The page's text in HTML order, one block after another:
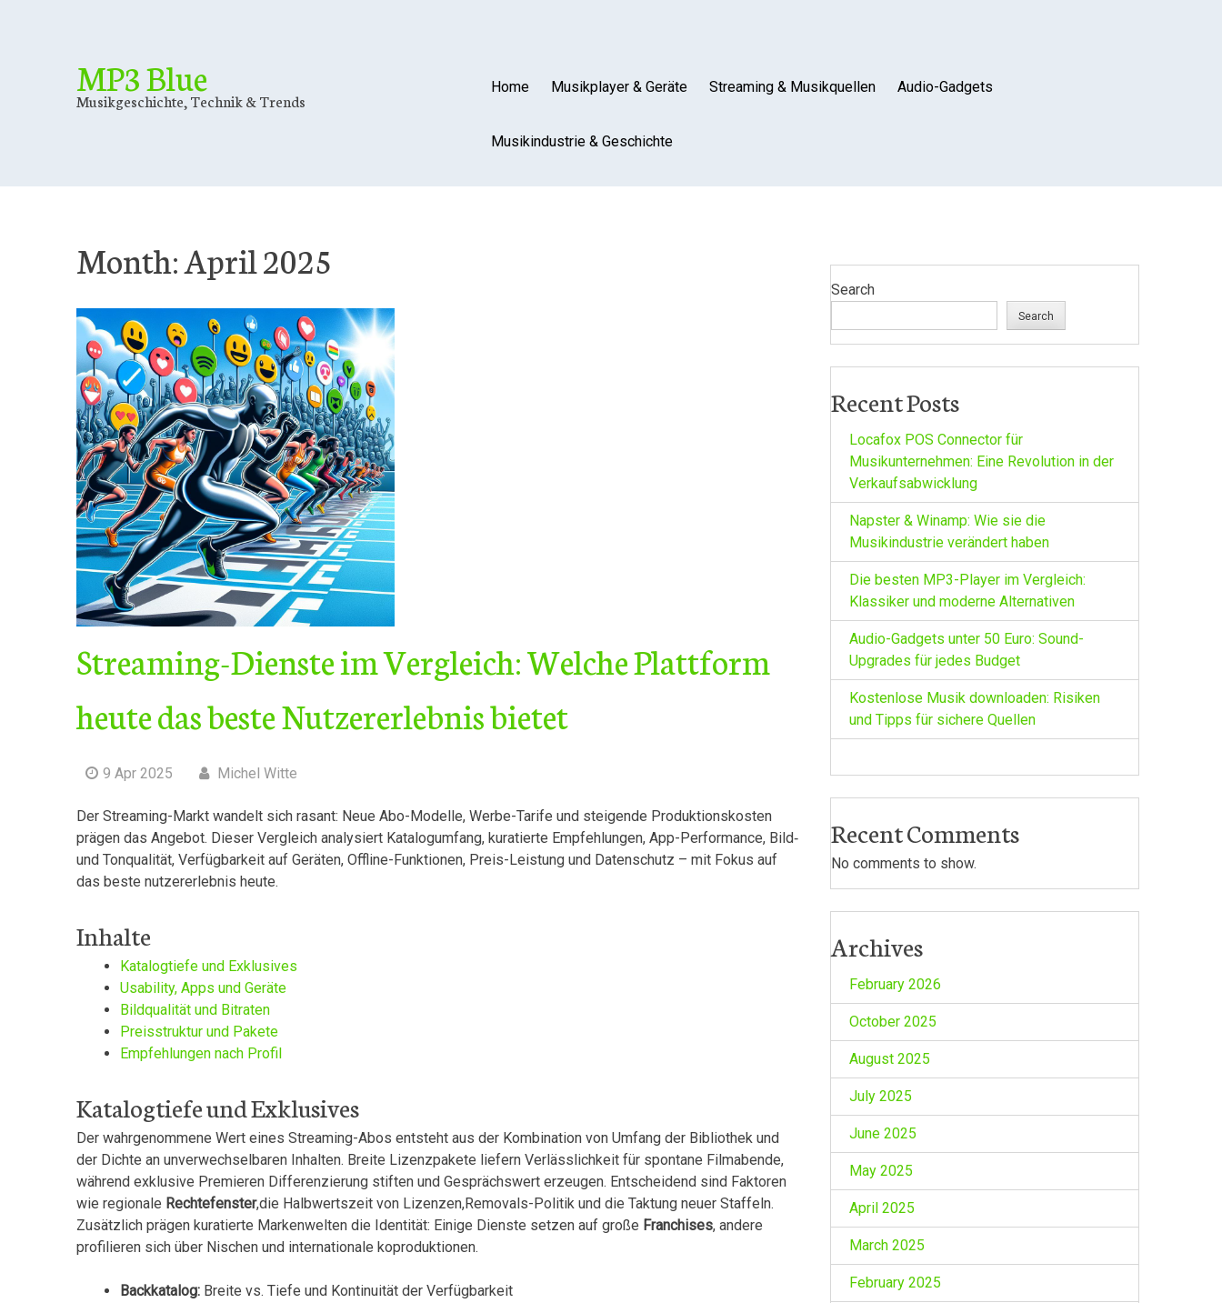
MP3 Blue
Musikgeschichte, Technik & Trends
Home Musikplayer & Geräte Streaming & Musikquellen Audio-Gadgets
Musikindustrie & Geschichte
Month:April 2025
Streaming-Dienste im Vergleich: Welche Plattform
heute das beste Nutzererlebnis bietet
9 Apr 2025 Michel Witte
Der Streaming-Markt ⁣wandelt⁢ sich rasant: Neue Abo-Modelle, Werbe-Tarife und steigende Produktionskosten
prägen⁢ das⁤ Angebot. Dieser Vergleich analysiert Katalogumfang, ⁣kuratierte Empfehlungen, App-Performance, ⁣Bild‑
⁢und Tonqualität, Verfügbarkeit auf Geräten, ‍Offline-Funktionen, Preis-Leistung und Datenschutz – mit ​Fokus auf
das ⁢beste nutzererlebnis⁢ heute.
Inhalte
Katalogtiefe und ‌Exklusives
Usability, Apps und Geräte
Bildqualität und ⁣Bitraten
Preisstruktur und Pakete
Empfehlungen nach Profil
Katalogtiefe und Exklusives
Der ‌wahrgenommene Wert eines ⁣Streaming-Abos entsteht aus der Kombination ⁢von⁢ Umfang der Bibliothek und
der Dichte an unverwechselbaren Inhalten.‌ Breite Lizenzpakete liefern​ Verlässlichkeit für spontane Filmabende,
während exklusive⁢ Premieren Differenzierung ⁤stiften und Gesprächswert erzeugen. Entscheidend sind ⁤Faktoren⁣
wie regionale Rechtefenster,die Halbwertszeit von Lizenzen,Removals-Politik und die Taktung neuer Staffeln.⁢
Zusätzlich⁣ prägen kuratierte Markenwelten die Identität: Einige Dienste ⁤setzen auf große Franchises, andere
profilieren sich ‍über Nischen und internationale koproduktionen.
Backkatalog: Breite vs.⁤ Tiefe⁤ und Kontinuität der Verfügbarkeit
Search
Search
Recent Posts
Locafox POS Connector für
Musikunternehmen: Eine Revolution in der
Verkaufsabwicklung
Napster & Winamp: Wie sie die
Musikindustrie verändert haben
Die besten MP3-Player im Vergleich:
Klassiker und moderne Alternativen
Audio-Gadgets unter 50 Euro: Sound-
Upgrades für jedes Budget
Kostenlose Musik downloaden: Risiken
und Tipps für sichere Quellen
Recent Comments
No comments to show.
Archives
February 2026
October 2025
August 2025
July 2025
June 2025
May 2025
April 2025
March 2025
February 2025